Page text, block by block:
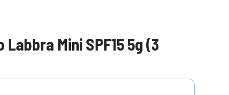
Mini SPF15 5g (3